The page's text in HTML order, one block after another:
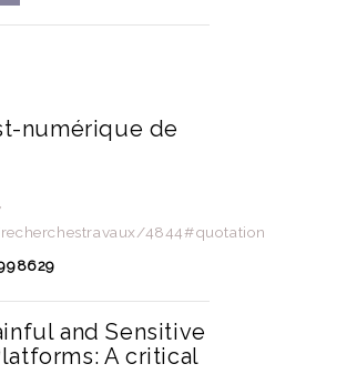
numérique de
4844#quotation
and Sensitive
A critical